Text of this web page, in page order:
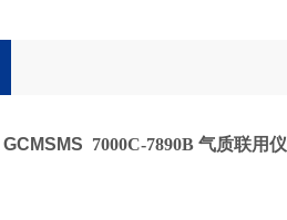
GCMSMS 7000C-7890B 气质联用仪